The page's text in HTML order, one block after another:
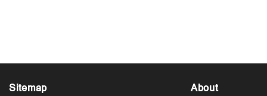
Sitemap About